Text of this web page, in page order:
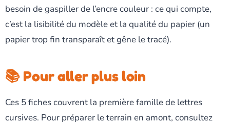
besoin de gaspiller de l’encre couleur : ce qui compte,
c’est la lisibilité du modèle et la qualité du papier (un
papier trop fin transparaît et gêne le tracé).
📚 Pour aller plus loin
Ces 5 fiches couvrent la première famille de lettres
cursives. Pour préparer le terrain en amont, consultez